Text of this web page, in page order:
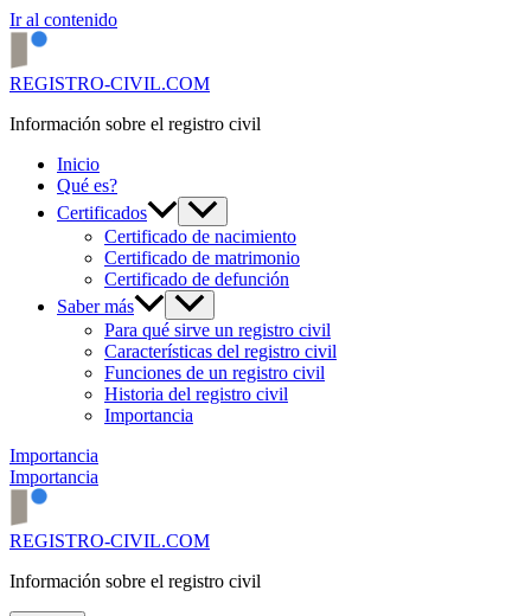
Ir al contenido
REGISTRO-CIVIL.COM
Información sobre el registro civil
Inicio
Qué es?
Certificados
Certificado de nacimiento
Certificado de matrimonio
Certificado de defunción
Saber más
Para qué sirve un registro civil
Características del registro civil
Funciones de un registro civil
Historia del registro civil
Importancia
Importancia
Importancia
REGISTRO-CIVIL.COM
Información sobre el registro civil